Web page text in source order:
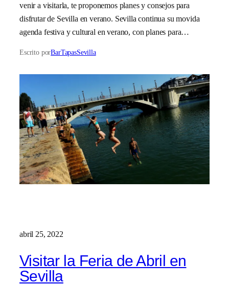
venir a visitarla, te proponemos planes y consejos para
disfrutar de Sevilla en verano. Sevilla continua su movida
agenda festiva y cultural en verano, con planes para…
Escrito porBarTapasSevilla
abril 25, 2022
Visitar la Feria de Abril en
Sevilla